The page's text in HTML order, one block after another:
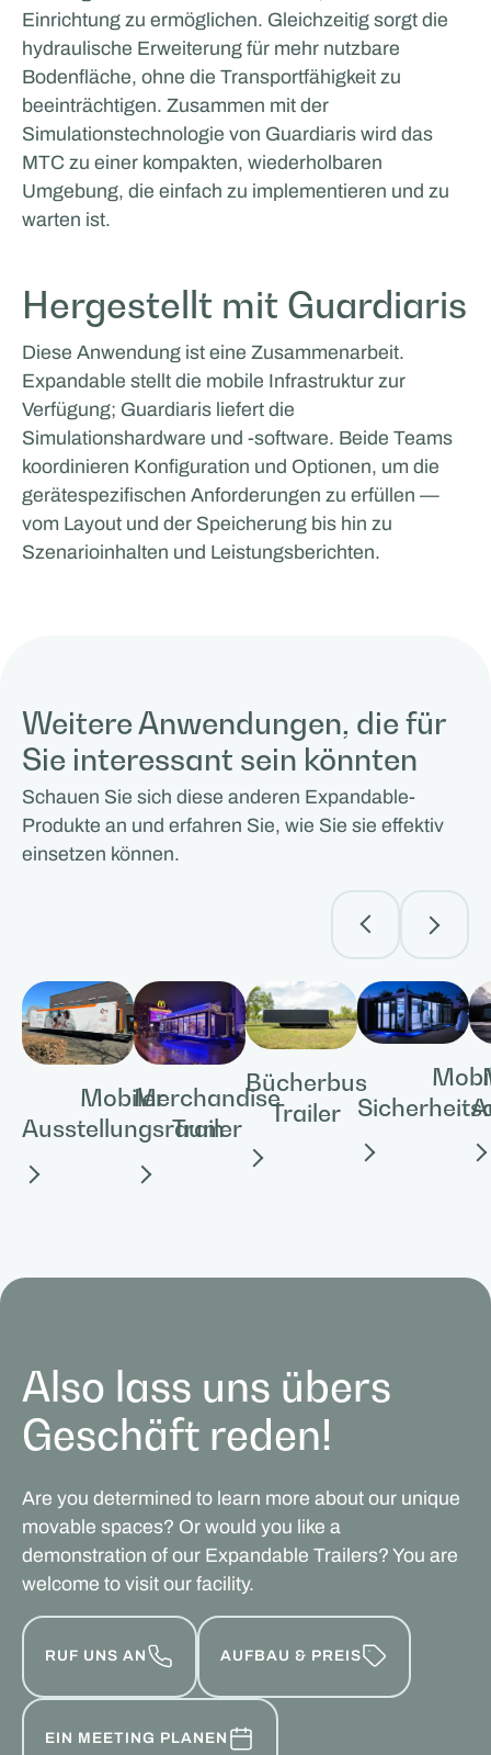
Einrichtung zu ermöglichen. Gleichzeitig sorgt die
hydraulische Erweiterung für mehr nutzbare
Bodenfläche, ohne die Transportfähigkeit zu
beeinträchtigen. Zusammen mit der
Simulationstechnologie von Guardiaris wird das
MTC zu einer kompakten, wiederholbaren
Umgebung, die einfach zu implementieren und zu
warten ist.
Hergestellt mit Guardiaris
Diese Anwendung ist eine Zusammenarbeit.
Expandable stellt die mobile Infrastruktur zur
Verfügung; Guardiaris liefert die
Simulationshardware und -software. Beide Teams
koordinieren Konfiguration und Optionen, um die
gerätespezifischen Anforderungen zu erfüllen —
vom Layout und der Speicherung bis hin zu
Szenarioinhalten und Leistungsberichten.
Weitere Anwendungen, die für
Sie interessant sein könnten
Schauen Sie sich diese anderen Expandable-
Produkte an und erfahren Sie, wie Sie sie effektiv
einsetzen können.
Mobiler
Ausstellungsraum
Merchandise
Trailer
Bücherbus
Trailer
Also lass uns übers
Geschäft reden!
Are you determined to learn more about our unique
movable spaces? Or would you like a
demonstration of our Expandable Trailers? You are
welcome to visit our facility.
RUF UNS AN AUFBAU & PREIS
EIN MEETING PLANEN